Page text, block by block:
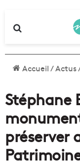
Accueil/Actus
Stéphane
préserver